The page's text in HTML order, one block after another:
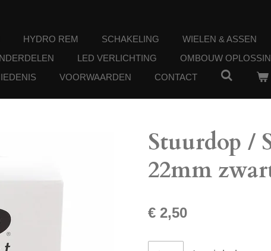
HYDRO REM SCHAKELING WIELEN & ASSEN
LED VERLICHTING OMBOUW
VOORWAARDEN CONTACT
Stuurdop /
22mm
€ 2,50